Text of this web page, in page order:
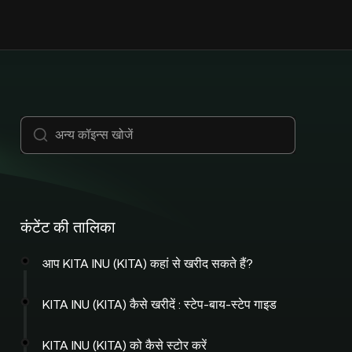
कंटेंट की तालिका
आप KITA INU (KITA) कहां से खरीद सकते हैं?
KITA INU (KITA) कैसे खरीदें : स्टेप-बाय-स्टेप गाइड
KITA INU (KITA) को कैसे स्टोर करें